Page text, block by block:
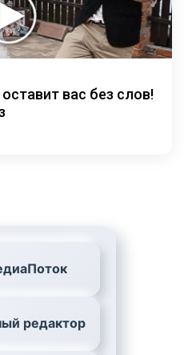
вас без слов!
редактор